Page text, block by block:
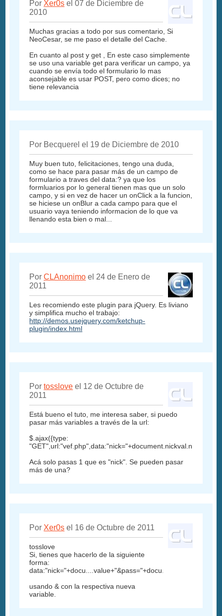
PorXer0s el 07 de Diciembre de
2010
Muchas gracias a todo por sus comentario, Si
NeoCesar, se me paso el detalle del Cache.
En cuanto al post y get , En este caso simplemente
se uso una variable get para verificar un campo, ya
cuando se envía todo el formulario lo mas
aconsejable es usar POST, pero como dices; no
tiene relevancia
Por Becquerel el 19 de Diciembre de 2010
Muy buen tuto, felicitaciones, tengo una duda,
como se hace para pasar más de un campo de
formulario a traves del data:? ya que los
formluarios por lo general tienen mas que un solo
campo, y si en vez de hacer un onClick a la funcion,
se hiciese un onBlur a cada campo para que el
usuario vaya teniendo informacion de lo que va
llenando esta bien o mal...
PorCLAnonimo el 24 de Enero de
2011
Les recomiendo este plugin para jQuery. Es liviano
y simplifica mucho el trabajo:
http://demos.usejquery.com/ketchup-
plugin/index.html
Portosslove el 12 de Octubre de
2011
Está bueno el tuto, me interesa saber, si puedo
pasar más variables a través de la url:
$.ajax({type:
"GET",url:"vef.php",data:"nick="+document.nickval.nick.value
Acá solo pasas 1 que es "nick". Se pueden pasar
más de una?
PorXer0s el 16 de Octubre de 2011
tosslove
Si, tienes que hacerlo de la siguiente
forma:
data:"nick="+docu....value+"&pass="+docu....value
usando & con la respectiva nueva
variable.